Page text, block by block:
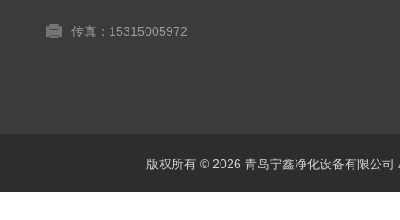
传真：15315005972
版权所有 © 2026 青岛宁鑫净化设备有限